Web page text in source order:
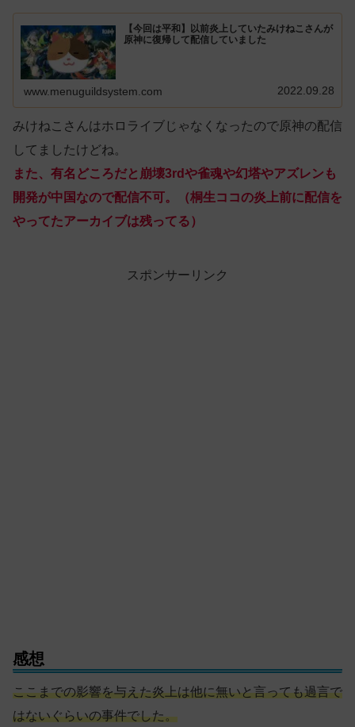
【今回は平和】以前炎上していたみけねこさんが
原神に復帰して配信していました
www.menuguildsystem.com 2022.09.28
みけねこさんはホロライブじゃなくなったので原神の配信
してましたけどね。
また、有名どころだと崩壊3rdや雀魂や幻塔やアズレンも
開発が中国なので配信不可。（桐生ココの炎上前に配信を
やってたアーカイブは残ってる）
スポンサーリンク
感想
ここまでの影響を与えた炎上は他に無いと言っても過言で
はないぐらいの事件でした。